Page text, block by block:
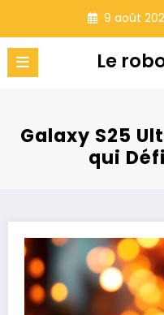
contenu
9 août
Le
Galaxy S25
qui